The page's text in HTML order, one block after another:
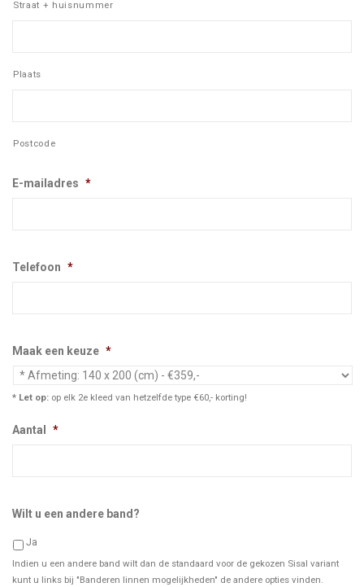
Straat + huisnummer
Plaats
Postcode
E-mailadres *
Telefoon *
Maak een keuze *
* Let op: op elk 2e kleed van hetzelfde type €60,- korting!
Aantal *
Wilt u een andere band?
Ja
Indien u een andere band wilt dan de standaard voor de gekozen Sisal variant
kunt u links bij "Banderen linnen mogelijkheden" de andere opties vinden.